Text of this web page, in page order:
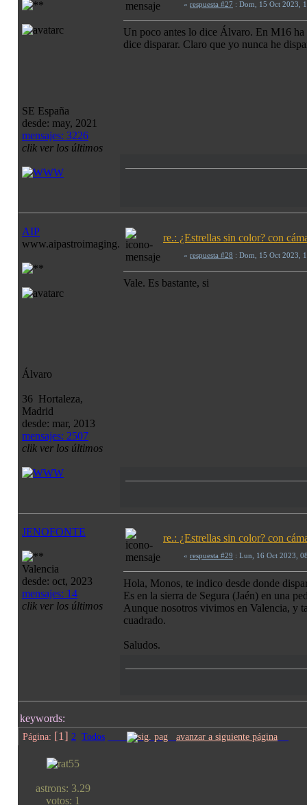
SE España
desde: may, 2021
mensajes: 3226
clik ver los últimos
« respuesta #27 : Dom, 15 Oct 2023,
Un poco antes lo dice Álvaro. En M16 ha
dice disparar. Claro que yo nunca he
AIP
www.aipastroimaging.com
Álvaro
36 Hortaleza,
Madrid
desde: mar, 2013
mensajes: 2507
clik ver los últimos
re.: ¿Estrellas sin color? con
« respuesta #28 : Dom, 15 Oct 2023,
Vale. Es bastante, si
JENOFONTE
Valencia
desde: oct, 2023
mensajes: 14
clik ver los últimos
re.: ¿Estrellas sin color? con
« respuesta #29 : Lun, 16 Oct 2023,
Hola, Monos, te indico desde donde
Es en la sierra de Segura (Jaén) en una
Aunque nosotros vivimos en Valencia, y
cuadrado.
Saludos.
keywords:
Página: [1] 2 Todos avanzar a siguiente página
astrons: 3.29
votos: 1